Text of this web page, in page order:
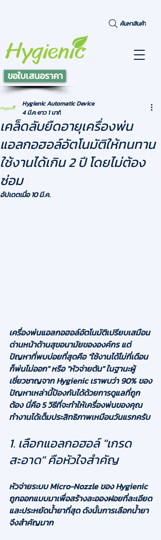
ค้นหาสินค้า
ขอใบเสนอราคา
เคล็ดลับยืดอายุเครื่องพ่น
แอลกอฮอล์อัตโนมัติให้ทนทาน
ใช้งานได้เกิน 2 ปี โดยไม่ต้อง
ซ่อม
Hygienic Automatic Device
4 มี.ค.ยาว 1 นาที
อัปเดตเมื่อ10 มี.ค.
เครื่องพ่นแอลกอฮอล์อัตโนมัติเปรียบเสมือน
ด่านหน้าด้านสุขอนามัยขององค์กร แต่
ปัญหาที่พบบ่อยที่สุดคือ "ใช้งานได้ไม่กี่เดือน
ก็พ่นไม่ออก" หรือ "หัวจ่ายตัน" ในฐานะผู้
เชี่ยวชาญจาก Hygienic เราพบว่า 90% ของ
ปัญหาเหล่านี้ป้องกันได้ด้วยการดูแลที่ถูก
ต้อง นี่คือ 5 วิธีที่จะทำให้เครื่องพ่นของคุณ
ทำงานได้เต็มประสิทธิภาพเหมือนวันแรกครับ
1. เลือกแอลกอฮอล์ "เกรด
สะอาด" คือหัวใจสำคัญ
หัวจ่ายระบบ Micro-Nozzle ของ Hygienic
ถูกออกแบบมาเพื่อสร้างละอองฝอยที่ละเอียด
และประหยัดน้ำยาที่สุด ดังนั้นการเลือกน้ำยา
จึงสำคัญมาก